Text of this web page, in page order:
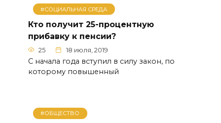
#СОЦИАЛЬНАЯ СРЕДА
Кто получит 25-процентную
прибавку к пенсии?
25 18 июля, 2019
С начала года вступил в силу закон, по
которому повышенный
#ОБЩЕСТВО